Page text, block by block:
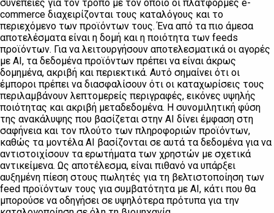
συνέπειες για τον τρόπο με τον οποίο οι πλατφόρμες e-
commerce διαχειρίζονται τους καταλόγους και το
περιεχόμενο των προϊόντων τους. Ένα από τα πιο άμεσα
αποτελέσματα είναι η δομή και η ποιότητα των feeds
προϊόντων. Για να λειτουργήσουν αποτελεσματικά οι αγορές
με AI, τα δεδομένα προϊόντων πρέπει να είναι άκρως
δομημένα, ακριβή και περιεκτικά. Αυτό σημαίνει ότι οι
έμποροι πρέπει να διασφαλίσουν ότι οι καταχωρίσεις τους
περιλαμβάνουν λεπτομερείς περιγραφές, εικόνες υψηλής
ποιότητας και ακριβή μεταδεδομένα. Η συνομιλητική φύση
της ανακάλυψης που βασίζεται στην AI δίνει έμφαση στη
σαφήνεια και τον πλούτο των πληροφοριών προϊόντων,
καθώς τα μοντέλα AI βασίζονται σε αυτά τα δεδομένα για να
αντιστοιχίσουν τα ερωτήματα των χρηστών με σχετικά
αντικείμενα. Ως αποτέλεσμα, είναι πιθανό να υπάρξει
αυξημένη πίεση στους πωλητές για τη βελτιστοποίηση των
feed προϊόντων τους για συμβατότητα με AI, κάτι που θα
μπορούσε να οδηγήσει σε υψηλότερα πρότυπα για την